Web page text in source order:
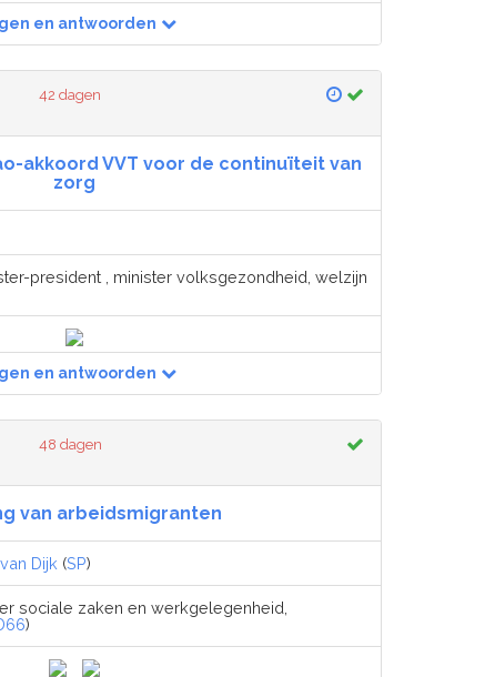
en antwoorden
42 dagen
akkoord VVT voor de continuïteit van
zorg
president , minister volksgezondheid, welzijn
en antwoorden
48 dagen
van arbeidsmigranten
Dijk (SP)
sociale zaken en werkgelegenheid,
)